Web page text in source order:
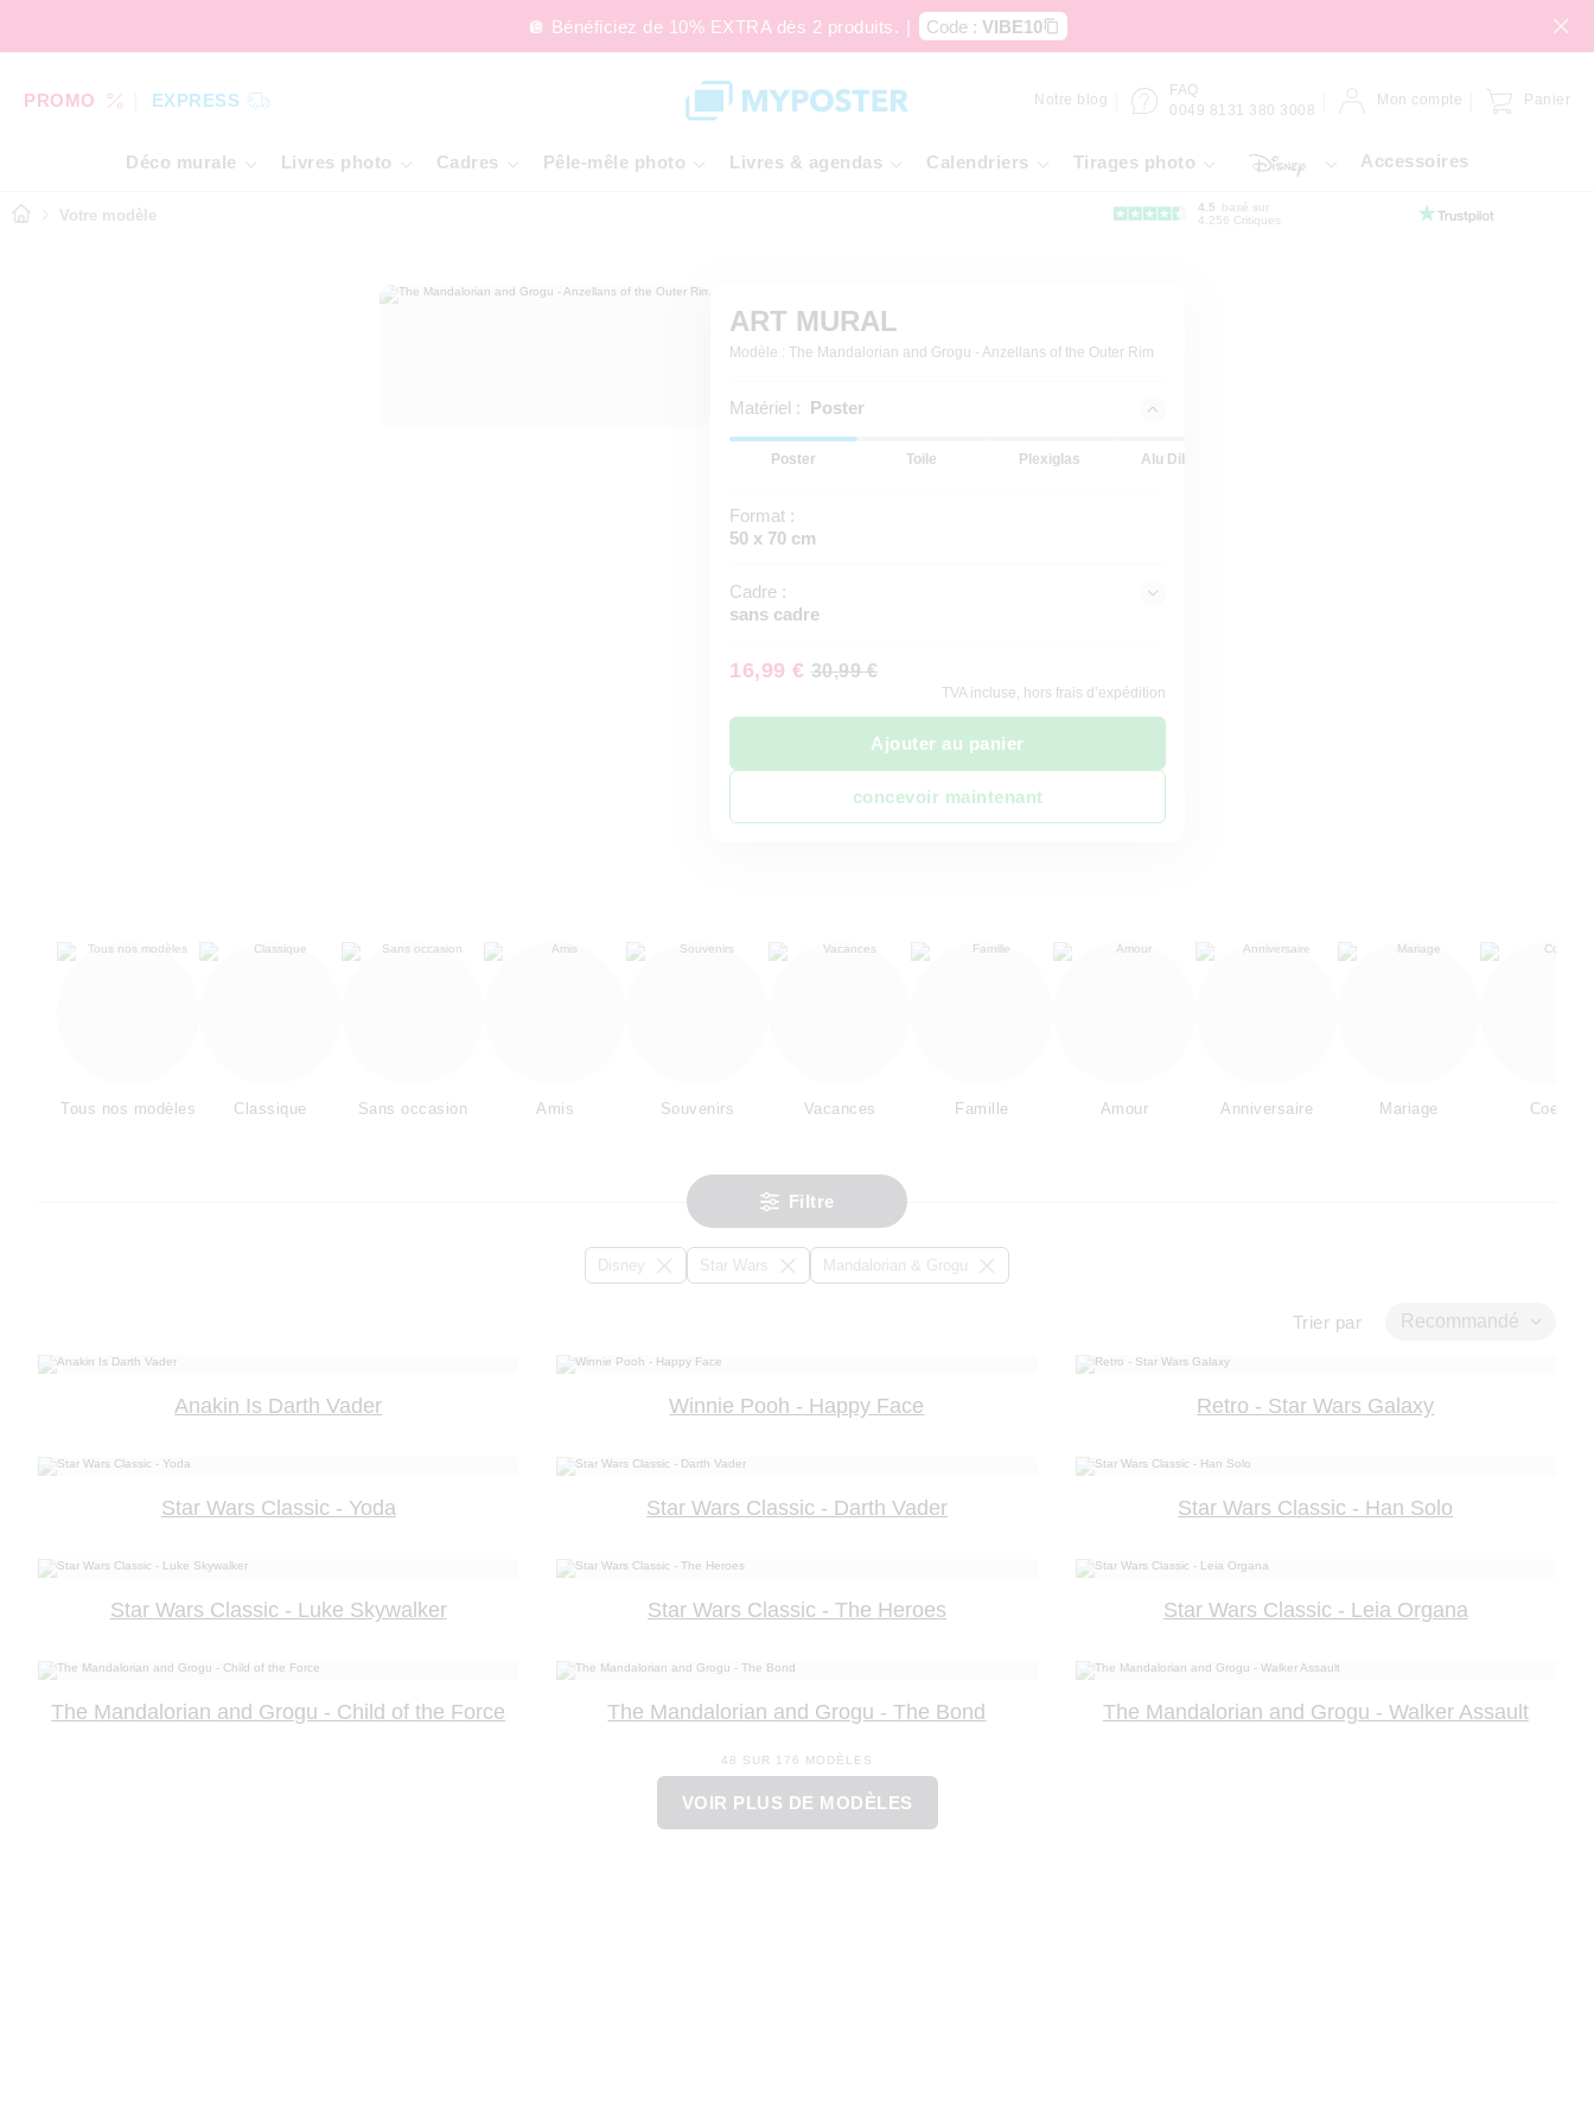
🪩 Bénéficiez de 10% EXTRA dès 2 produits. | Code : VIBE10
PROMO EXPRESS Notre blog
FAQ
0049 8131 380 3008
Mon compte Panier
Déco murale Livres photo Cadres Pêle-mêle photo Livres & agendas Calendriers Tirages photo Accessoires
Votre modèle 4.5
basé sur
4.256 Critiques
ART MURAL
Modèle : The Mandalorian and Grogu - Anzellans of the Outer Rim
Matériel : Poster
Poster Toile Plexiglas Alu Dibond
Format :
50 x 70 cm
Cadre :
sans cadre
16,99 € 30,99 €
TVA incluse, hors frais d’expédition
Ajouter au panier
concevoir maintenant
Tous nos modèles Classique Sans occasion Amis Souvenirs Vacances Famille Amour Anniversaire Mariage Coeur
Filtre
Disney Star Wars Mandalorian & Grogu
Trier par Recommandé
Anakin Is Darth Vader Winnie Pooh - Happy Face Retro - Star Wars Galaxy
Star Wars Classic - Yoda Star Wars Classic - Darth Vader Star Wars Classic - Han Solo
Star Wars Classic - Luke Skywalker Star Wars Classic - The Heroes Star Wars Classic - Leia Organa
The Mandalorian and Grogu - Child of the Force The Mandalorian and Grogu - The Bond The Mandalorian and Grogu - Walker Assault
48 SUR 176 MODÈLES
VOIR PLUS DE MODÈLES